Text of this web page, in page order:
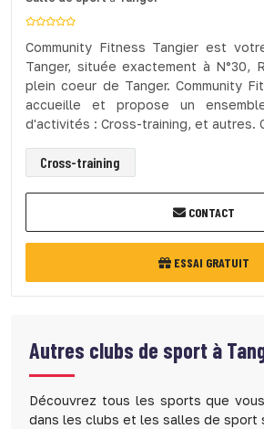
Community Fitness Tangier est
Tanger, située exactement à N°30,
plein coeur de Tanger. Community
accueille et propose un
d'activités : Cross-training, et autres.
Cross-training
CONTACT
ESSAI GRATUIT
Autres clubs de sport à
Découvrez tous les sports que
dans les clubs et les salles de sport